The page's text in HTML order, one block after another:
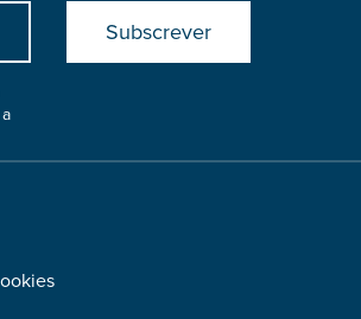
Submit
boostrap